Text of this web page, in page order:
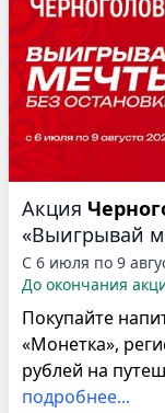
Акция
«Выигрывай
С 6 июля по 9
До окончания
Покупайте
«Монетка»,
рублей на
подробнее...